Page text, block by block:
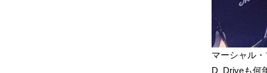
マーシャル
D_Driveも何